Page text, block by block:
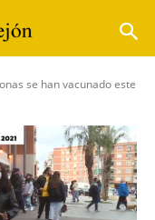
se han vacunado este